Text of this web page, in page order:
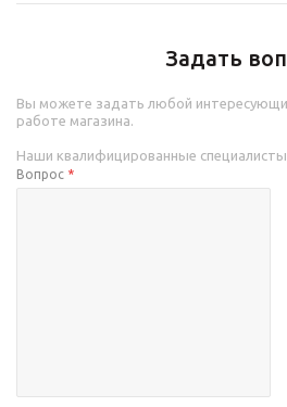
Задать
Вы можете задать любой
работе магазина.
Наши квалифицированные
Вопрос *